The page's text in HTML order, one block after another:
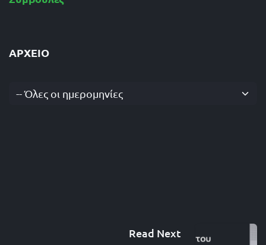
ΑΡΧΕΊΟ
-- Όλες οι ημερομηνίες
Read Next